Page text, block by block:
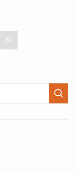
30